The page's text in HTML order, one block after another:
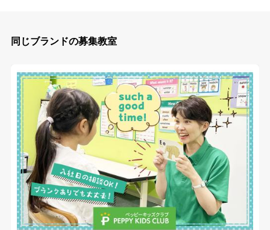
同じブランドの募集教室